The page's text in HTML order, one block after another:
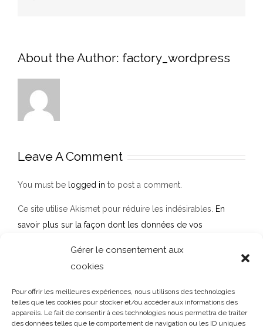
Gérer le consentement aux
cookies
Pour offrir les meilleures expériences, nous utilisons des technologies
telles que les cookies pour stocker et/ou accéder aux informations des
appareils. Le fait de consentir à ces technologies nous permettra de traiter
des données telles que le comportement de navigation ou les ID uniques
About the Author: factory_wordpress
Leave A Comment
You must be logged in to post a comment.
Ce site utilise Akismet pour réduire les indésirables.
En
savoir plus sur la façon dont les données de vos